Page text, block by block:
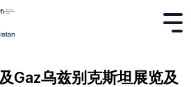
Gaz乌兹别克斯坦展览及